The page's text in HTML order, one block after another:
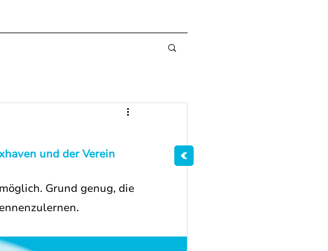
und der Verein
Grund genug, die